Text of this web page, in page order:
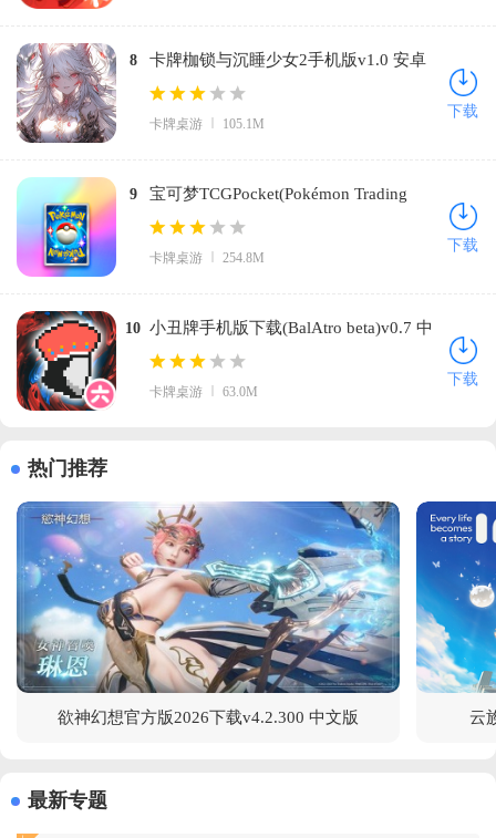
8
卡牌枷锁与沉睡少女2手机版v1.0 安卓
版
卡牌桌游 105.1M
下载
9
宝可梦TCGPocket(Pokémon Trading
Card Game Pocket安装器)v1.3.0 最新版
卡牌桌游 254.8M
下载
10 小丑牌手机版下载(BalAtro beta)v0.7 中
文版
卡牌桌游 63.0M
下载
热门推荐
欲神幻想官方版2026下载v4.2.300 中文版 云
最新专题